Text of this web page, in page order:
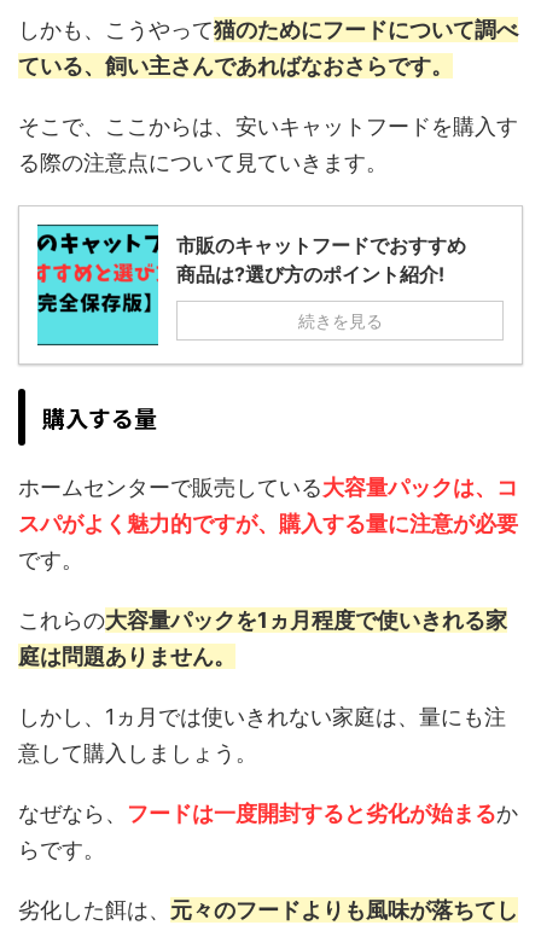
しかも、こうやって猫のためにフードについて調べ
ている、飼い主さんであればなおさらです。
そこで、ここからは、安いキャットフードを購入す
る際の注意点について見ていきます。
市販のキャットフードでおすすめ
商品は?選び方のポイント紹介!
続きを見る
購入する量
ホームセンターで販売している大容量パックは、コ
スパがよく魅力的ですが、購入する量に注意が必要
です。
これらの大容量パックを1ヵ月程度で使いきれる家
庭は問題ありません。
しかし、1ヵ月では使いきれない家庭は、量にも注
意して購入しましょう。
なぜなら、 フードは一度開封すると劣化が始まるか
らです。
劣化した餌は、 元々のフードよりも風味が落ちてし